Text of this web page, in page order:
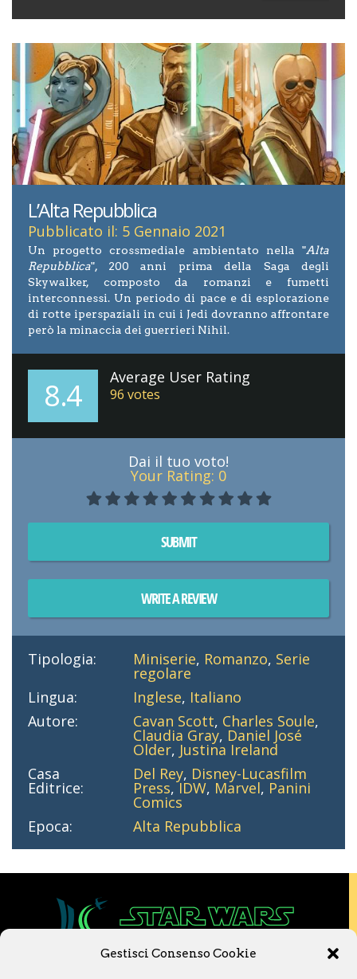
Gestisci Consenso Cookie
L’Alta Repubblica
Pubblicato il: 5 Gennaio 2021
Un progetto crossmediale ambientato nella "Alta
Repubblica", 200 anni prima della Saga degli
Skywalker, composto da romanzi e fumetti
interconnessi. Un periodo di pace e di esplorazione
di rotte iperspaziali in cui i Jedi dovranno affrontare
però la minaccia dei guerrieri Nihil.
8.4 Average User Rating
96 votes
Dai il tuo voto!
Your Rating: 0
SUBMIT
WRITE A REVIEW
Tipologia: Miniserie, Romanzo, Serie
regolare
Lingua:
Inglese, Italiano
Autore:
Cavan Scott, Charles Soule,
Claudia Gray, Daniel José
Older, Justina Ireland
Casa
Editrice:
Del Rey, Disney-Lucasfilm
Press,IDW, Marvel, Panini
Comics
Epoca:
Alta Repubblica